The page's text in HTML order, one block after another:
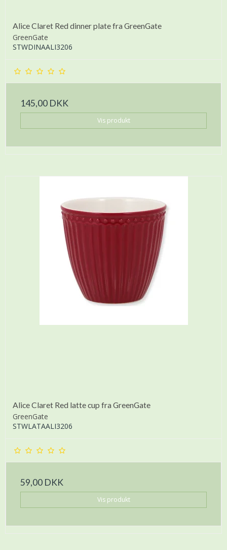
Alice Claret Red dinner plate fra GreenGate
GreenGate
STWDINAALI3206
145,00 DKK
Vis produkt
Alice Claret Red latte cup fra GreenGate
GreenGate
STWLATAALI3206
59,00 DKK
Vis produkt